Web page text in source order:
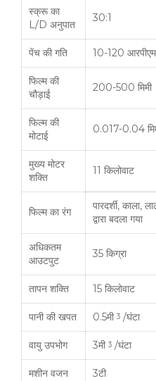
स्क्रू का
L/D अनुपात
30:1
पेंच की गति 10-120 आरपीएम
फिल्म की
चौड़ाई
200-500 मिमी
फिल्म की
मोटाई
0.017-0.04
मुख्य मोटर
शक्ति
11 किलोवाट
फिल्म का रंग
पारदर्शी, काला,
द्वारा बदला गया
अधिकतम
आउटपुट
35 किग्रा
तापन शक्ति 15 किलोवाट
पानी की खपत 0.5मी3 /घंटा
वायु उपभोग 3मी3 /घंटा
मशीन वजन 3टी